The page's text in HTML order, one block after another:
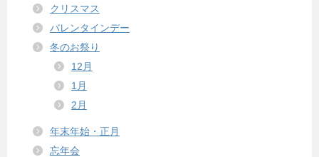
クリスマス
バレンタインデー
冬のお祭り
12月
1月
2月
年末年始・正月
忘年会